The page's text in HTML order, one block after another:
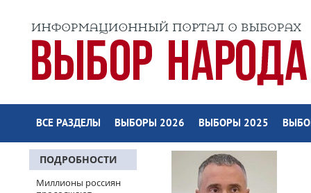
ВСЕ РАЗДЕЛЫ ВЫБОРЫ 2026 ВЫБОРЫ 2025
ПОДРОБНОСТИ
Миллионы россиян